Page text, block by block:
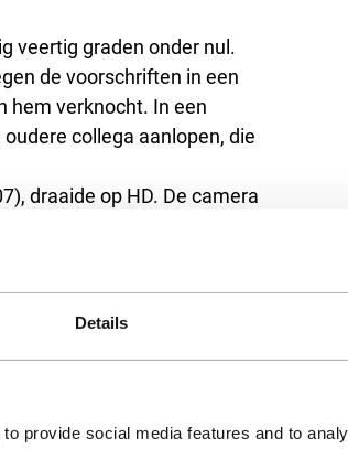
Details
provide social media features and to
veertig graden onder nul.
de voorschriften in een
hem verknocht. In een
collega aanlopen, die
draaide op HD. De camera
achtervolgd, en glijdt soms
zien we flarden
vanwege het stiekeme
– ondanks het